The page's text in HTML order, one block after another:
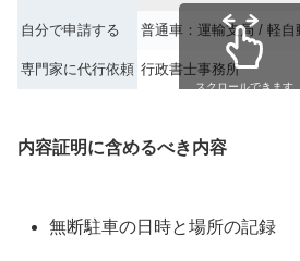
自分で申請する 普通車：運輸支局 / 軽
専門家に代行依頼 行政書士事務所
スクロールできます
内容証明に含めるべき内容
無断駐車の日時と場所の記録